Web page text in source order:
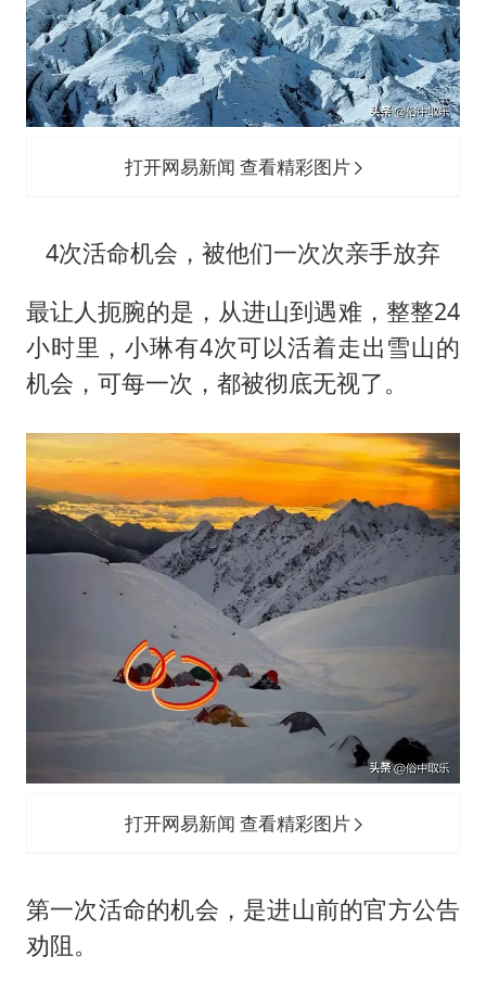
打开网易新闻 查看精彩图片
4次活命机会，被他们一次次亲手放弃
最让人扼腕的是，从进山到遇难，整整24
小时里，小琳有4次可以活着走出雪山的
机会，可每一次，都被彻底无视了。
打开网易新闻 查看精彩图片
第一次活命的机会，是进山前的官方公告
劝阻。